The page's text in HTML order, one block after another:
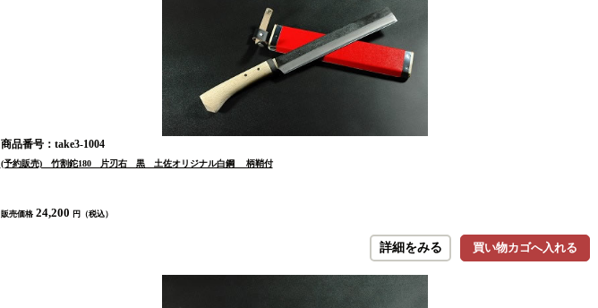
商品番号：take3-1004
(予約販売) 竹割鉈180 片刃右 黒 土佐オリジナル白鋼 柄鞘付
販売価格 24,200 円（税込）
買い物カゴへ入れる
詳細をみる